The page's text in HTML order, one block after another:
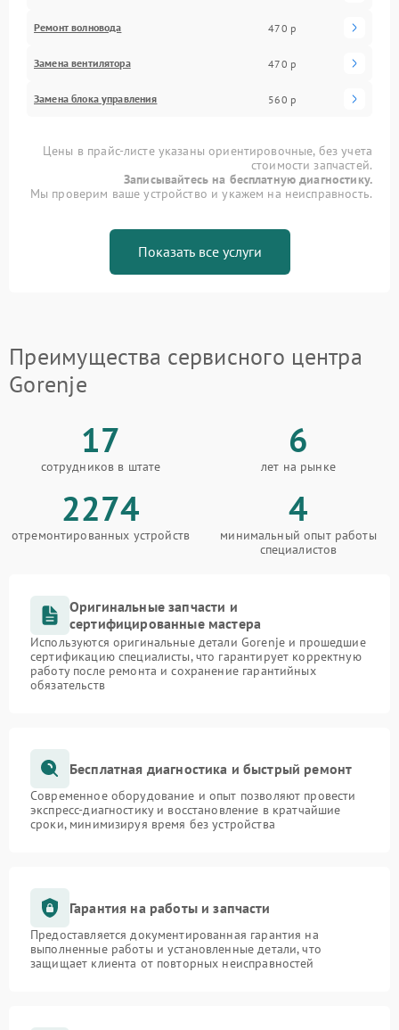
Ремонт волновода 470 р
Замена вентилятора 470 р
Замена блока управления 560 р
Цены в прайс-листе указаны ориентировочные, без учета
стоимости запчастей.
Записывайтесь на бесплатную диагностику.
Мы проверим ваше устройство и укажем на неисправность.
Показать все услуги
Преимущества сервисного центра
Gorenje
17
сотрудников в штате
6
лет на рынке
2274
отремонтированных устройств
4
минимальный опыт работы
специалистов
Оригинальные запчасти и
сертифицированные мастера
Используются оригинальные детали Gorenje и прошедшие
сертификацию специалисты, что гарантирует корректную
работу после ремонта и сохранение гарантийных
обязательств
Бесплатная диагностика и быстрый ремонт
Современное оборудование и опыт позволяют провести
экспресс-диагностику и восстановление в кратчайшие
сроки, минимизируя время без устройства
Гарантия на работы и запчасти
Предоставляется документированная гарантия на
выполненные работы и установленные детали, что
защищает клиента от повторных неисправностей